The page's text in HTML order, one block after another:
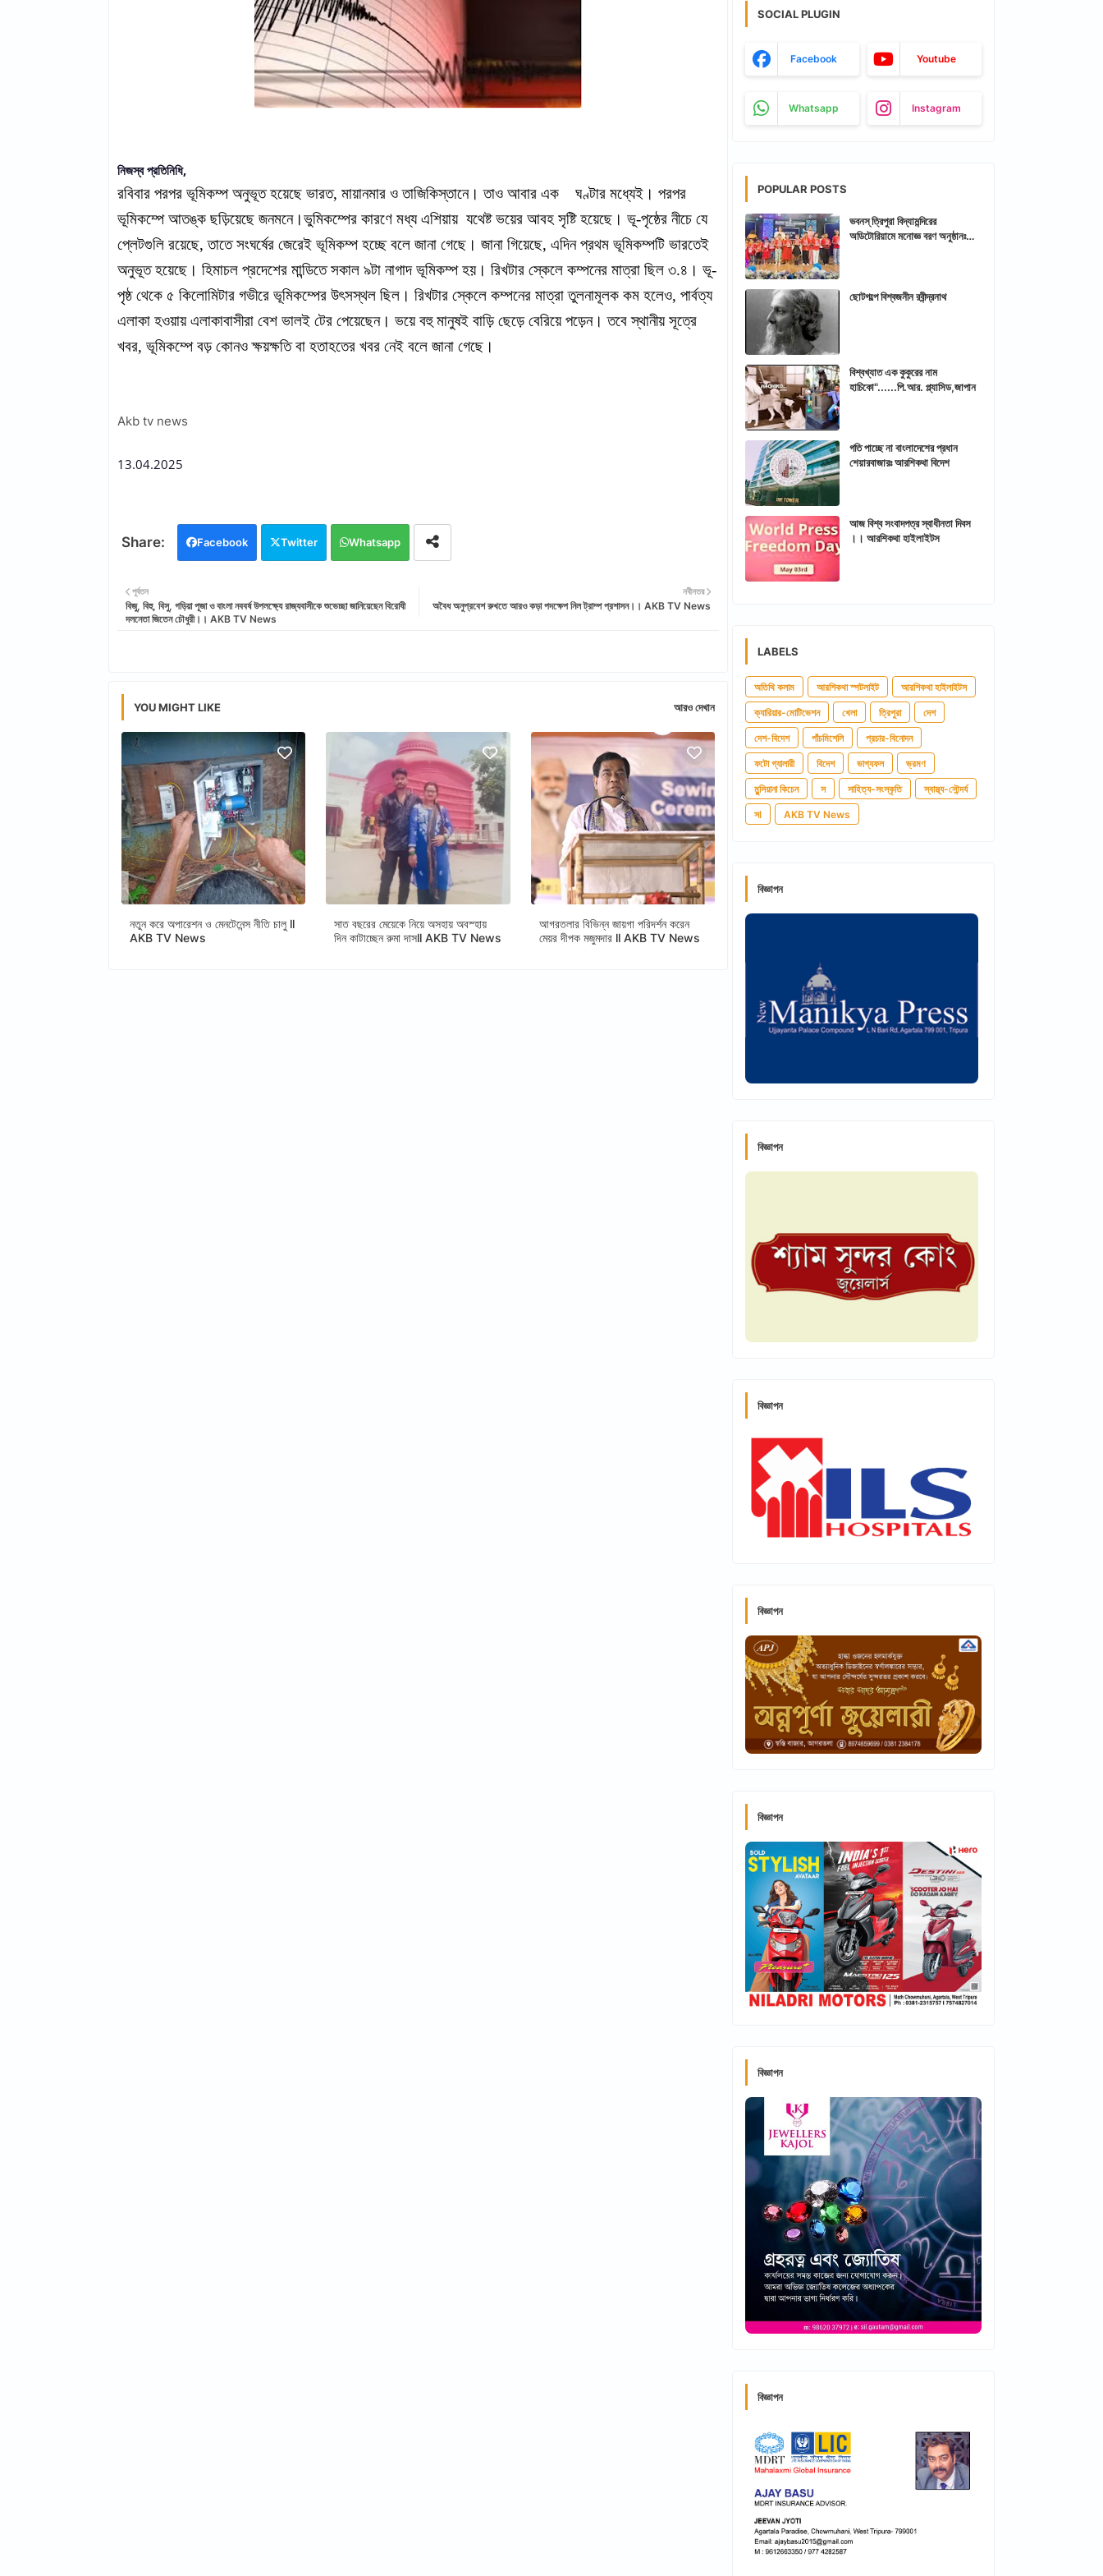
নিজস্ব প্রতিনিধি,
রবিবার পরপর ভূমিকম্প অনুভূত হয়েছে ভারত, মায়ানমার ও তাজিকিস্তানে। তাও আবার এক ঘণ্টার মধ্যেই। পরপর
ভূমিকম্পে আতঙ্ক ছড়িয়েছে জনমনে।ভুমিকম্পের কারণে মধ্য এশিয়ায় যথেষ্ট ভয়ের আবহ সৃষ্টি হয়েছে। ভূ-পৃষ্ঠের নীচে যে
প্লেটগুলি রয়েছে, তাতে সংঘর্ষের জেরেই ভূমিকম্প হচ্ছে বলে জানা গেছে। জানা গিয়েছে, এদিন প্রথম ভূমিকম্পটি ভারতেই
অনুভূত হয়েছে। হিমাচল প্রদেশের মান্ডিতে সকাল ৯টা নাগাদ ভূমিকম্প হয়। রিখটার স্কেলে কম্পনের মাত্রা ছিল ৩.৪। ভূ-
পৃষ্ঠ থেকে ৫ কিলোমিটার গভীরে ভূমিকম্পের উৎসস্থল ছিল। রিখটার স্কেলে কম্পনের মাত্রা তুলনামূলক কম হলেও, পার্বত্য
এলাকা হওয়ায় এলাকাবাসীরা বেশ ভালই টের পেয়েছেন। ভয়ে বহু মানুষই বাড়ি ছেড়ে বেরিয়ে পড়েন। তবে স্থানীয় সূত্রে
খবর, ভূমিকম্পে বড় কোনও ক্ষয়ক্ষতি বা হতাহতের খবর নেই বলে জানা গেছে।
Akb tv news
13.04.2025
Facebook Twitter Whatsapp
নবীনতর
অবৈধ অনুপ্রবেশ রুখতে আরও কড়া পদক্ষেপ নিল ট্রাম্প প্রশাসন।। AKB TV News
পূর্বতন
বিজু, বিহু, বিসু, গড়িয়া পূজা ও বাংলা নববর্ষ উপলক্ষ্যে রাজ্যবাসীকে শুভেচ্ছা জানিয়েছেন বিরোধী
দলনেতা জিতেন চৌধুরী।। AKB TV News
YOU MIGHT LIKE আরও দেখান
নতুন করে অপারেশন ও মেনটেনেন্স নীতি চালু ll
AKB TV News
সাত বছরের মেয়েকে নিয়ে অসহায় অবস্হায়
দিন কাটাচ্ছেন রুমা দাসll AKB TV News
আগরতলার বিভিন্ন জায়গা পরিদর্শন করেন
মেয়র দীপক মজুমদার ll AKB TV News
SOCIAL PLUGIN
Facebook Youtube
Whatsapp Instagram
POPULAR POSTS
ভবনস্ ত্রিপুরা বিদ্যামন্দিরের
অডিটোরিয়ামে মনোজ্ঞ বরণ অনুষ্ঠানঃ
ছোটগল্পে বিশ্বজনীন রবীন্দ্রনাথ
বিশ্বখ্যাত এক কুকুরের নাম
হাচিকো"......পি.আর. প্ল্যাসিড,জাপান
গতি পাচ্ছে না বাংলাদেশের প্রধান
শেয়ারবাজারঃ আরশিকথা বিদেশ
আজ বিশ্ব সংবাদপত্র স্বাধীনতা দিবস
।। আরশিকথা হাইলাইটস
LABELS
অতিথি কলাম আরশিকথা স্পটলাইট আরশিকথা হাইলাইটস
ক্যারিয়ার-মোটিভেশন খেলা ত্রিপুরা দেশ
দেশ-বিদেশ পাঁচমিশেলি প্রচার-বিনোদন
ফটো গ্যালারী বিদেশ ভাগ্যফল ভ্রমণ
মুন্সিয়ানা কিচেন স সাহিত্য-সংস্কৃতি স্বাস্থ্য-সৌন্দর্য
সl AKB TV News
বিজ্ঞাপন
বিজ্ঞাপন
বিজ্ঞাপন
বিজ্ঞাপন
বিজ্ঞাপন
বিজ্ঞাপন
বিজ্ঞাপন